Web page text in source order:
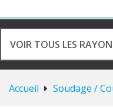
VOIR TOUS LES
Accueil Soudage /